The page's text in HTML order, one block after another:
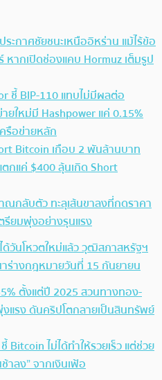
ะกาศชัยชนะเหนืออิหร่าน แม้ไร้ข้อ
หากเปิดช่องแคบ Hormuz เต็มรูป
ชี้ BIP-110 แทบไม่มีผลต่อ
ยใหม่มี Hashpower แค่ 0.15%
รือข่ายหลัก
Bitcoin เกือบ 2 พันล้านบาท
กแค่ $400 ลุ้นเกิด Short
กลับตัว ทะลุเส้นขาลงที่กดราคา
รียมพุ่งอย่างรุนแรง
ด้วันโหวตใหม่แล้ว วุฒิสภาสหรัฐฯ
ร่างกฎหมายวันที่ 15 กันยายน
ตั้งแต่ปี 2025 สวนทางทอง-
แรง ดันคริปโตกลายเป็นสินทรัพย์
Bitcoin ไม่ได้ทำให้รวยเร็ว แต่ช่วย
าลง” จากเงินเฟ้อ